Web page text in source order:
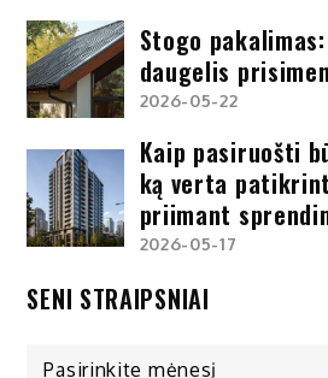
Stogo
daugelis
2026-05-22
Kaip pasiruošti
ką verta
priimant
2026-05-17
SENI STRAIPSNIAI